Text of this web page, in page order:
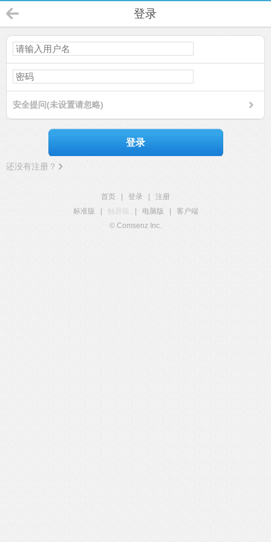
登录
安全提问(未设置请忽略)
登录
还没有注册？
首页 登录
注册
标准版
触屏版 电脑版
客户端
© Comsenz Inc.